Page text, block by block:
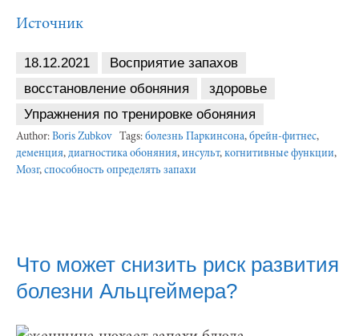
Источник
18.12.2021
Восприятие запахов
восстановление обоняния
здоровье
Упражнения по тренировке обоняния
Author: Boris Zubkov Tags: болезнь Паркинсона, брейн-фитнес,
деменция, диагностика обоняния, инсульт, когнитивные функции,
Мозг, способность определять запахи
Что может снизить риск развития
болезни Альцгеймера?